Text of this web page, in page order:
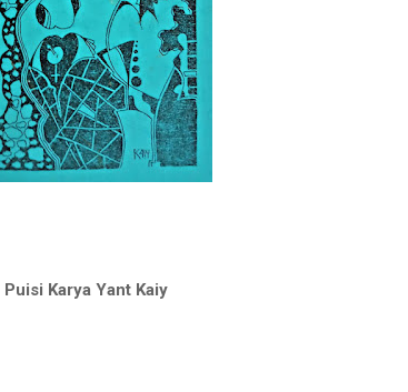
Puisi Karya Yant Kaiy